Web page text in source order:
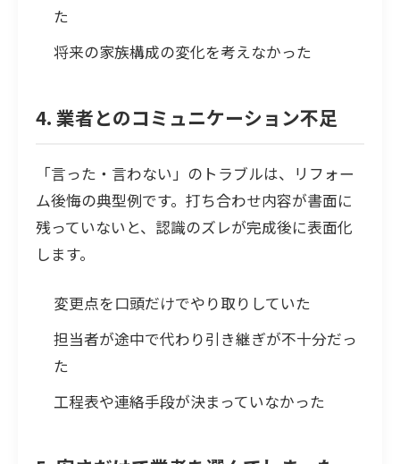
た
将来の家族構成の変化を考えなかった
4. 業者とのコミュニケーション不足
「言った・言わない」のトラブルは、リフォー
ム後悔の典型例です。打ち合わせ内容が書面に
残っていないと、認識のズレが完成後に表面化
します。
変更点を口頭だけでやり取りしていた
担当者が途中で代わり引き継ぎが不十分だっ
た
工程表や連絡手段が決まっていなかった